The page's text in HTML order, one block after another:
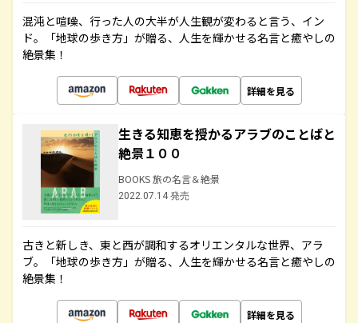
混沌と喧噪、行った人の大半が人生観が変わると言う、イン
ド。「地球の歩き方」が贈る、人生を輝かせる名言と癒やしの
絶景集！
詳細を見る
生きる知恵を授かるアラブのことばと
絶景１００
BOOKS 旅の名言＆絶景
2022.07.14 発売
古きと新しき、東と西が調和するオリエンタルな世界、アラ
ブ。「地球の歩き方」が贈る、人生を輝かせる名言と癒やしの
絶景集！
詳細を見る